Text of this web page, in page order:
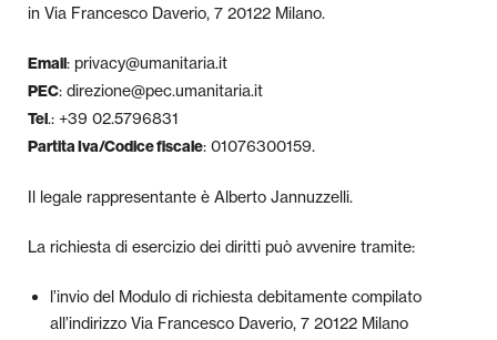
in Via Francesco Daverio, 7 20122 Milano.
Email: privacy@umanitaria.it
PEC: direzione@pec.umanitaria.it
Tel.: +39 02.5796831
Partita Iva/Codice fiscale: 01076300159.
Il legale rappresentante è Alberto Jannuzzelli.
La richiesta di esercizio dei diritti può avvenire tramite:
l’invio del Modulo di richiesta debitamente compilato
all’indirizzo Via Francesco Daverio, 7 20122 Milano